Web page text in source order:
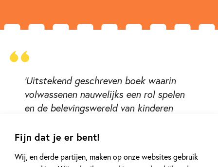
Fijn dat je er bent!
Wij, en derde partijen, maken op onze websites gebruik
'Uitstekend geschreven boek waarin
volwassenen nauwelijks een rol spelen
en de belevingswereld van kinderen
sfeer uit van harmonie, warmte en
lezen aan kinderen vanaf ca. 6 jaar, zelf